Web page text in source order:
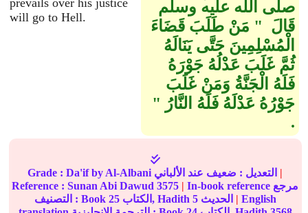
prevails over his justice
will go to Hell.
صلى الله عليه وسلم
قَالَ ‏ "‏ مَنْ طَلَبَ قَضَاءَ
الْمُسْلِمِينَ حَتَّى يَنَالَهُ
ثُمَّ غَلَبَ عَدْلُهُ جَوْرَهُ
فَلَهُ الْجَنَّةُ وَمَنْ غَلَبَ
جَوْرُهُ عَدْلَهُ فَلَهُ النَّارُ ‏"‏
‏.‏
Grade :Da'ifby Al-Albani التعديل : ضعيف
|
Reference :Sunan Abi Dawud 3575 | In-book reference مرجع
التصنيف : Book 25 الكتاب, Hadith 5 | English